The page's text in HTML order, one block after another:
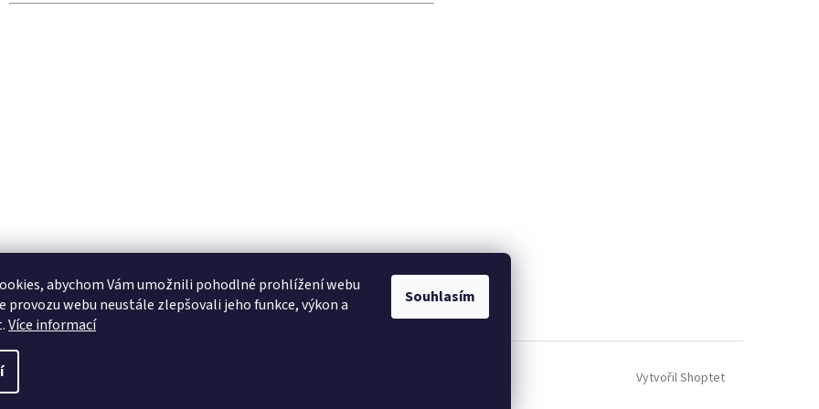
abychom Vám umožnili pohodlné prohlížení webu
provozu webu neustále zlepšovali jeho funkce, výkon a
Více informací
Souhlasím
Vytvořil Shoptet